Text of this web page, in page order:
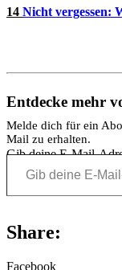
14 Nicht vergessen:
Entdecke mehr
Melde dich für ein
Mail zu erhalten.
Gib deine E-Mail-
Share:
Facebook